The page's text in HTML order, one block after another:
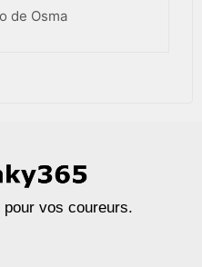
de Osma
vos coureurs.